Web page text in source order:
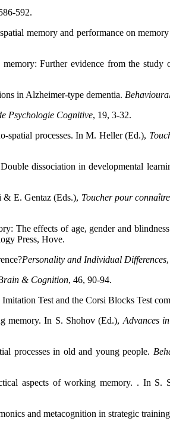
592.
memory and performance on
Further evidence from the study
in Alzheimer-type dementia.
Psychologie Cognitive, 19, 3-32.
spatial processes. In M. Heller (Ed.),
dissociation in developmental
& E. Gentaz (Eds.), Toucher pour
The effects of age, gender and
Press, Hove.
Personality and Individual Differences
& Cognition, 46, 90-94.
Test and the Corsi Blocks Test
memory. In S. Shohov (Ed.), Advances
processes in old and young people.
aspects of working memory. . In S.
and metacognition in strategic